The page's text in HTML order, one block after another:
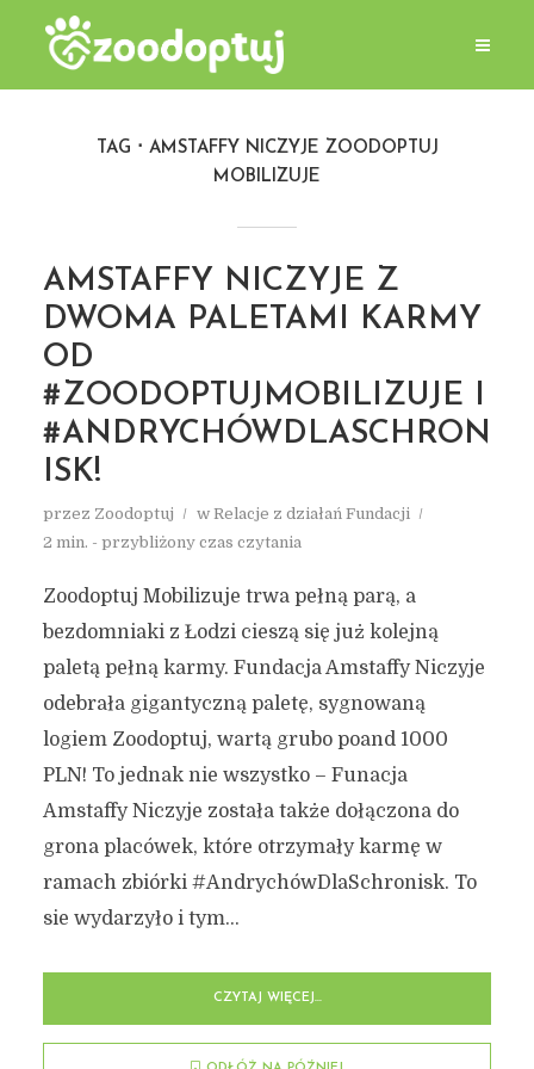
TAG
AMSTAFFY NICZYJE ZOODOPTUJ
MOBILIZUJE
AMSTAFFY NICZYJE Z
DWOMA PALETAMI KARMY
OD
#ZOODOPTUJMOBILIZUJE I
#ANDRYCHÓWDLASCHRON
ISK!
przez Zoodoptuj w Relacje z działań Fundacji
2 min. - przybliżony czas czytania
Zoodoptuj Mobilizuje trwa pełną parą, a
bezdomniaki z Łodzi cieszą się już kolejną
paletą pełną karmy. Fundacja Amstaffy Niczyje
odebrała gigantyczną paletę, sygnowaną
logiem Zoodoptuj, wartą grubo poand 1000
PLN! To jednak nie wszystko – Funacja
Amstaffy Niczyje została także dołączona do
grona placówek, które otrzymały karmę w
ramach zbiórki #AndrychówDlaSchronisk. To
sie wydarzyło i tym...
CZYTAJ WIĘCEJ...